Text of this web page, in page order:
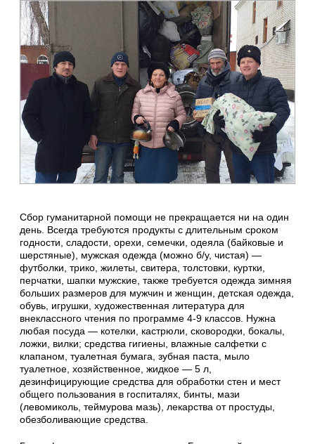
Сбор гуманитарной помощи не прекращается ни на один
день. Всегда требуются продукты с длительным сроком
годности, сладости, орехи, семечки, одеяла (байковые и
шерстяные), мужская одежда (можно б/у, чистая) —
футболки, трико, жилеты, свитера, толстовки, куртки,
перчатки, шапки мужские, также требуется одежда зимняя
больших размеров для мужчин и женщин, детская одежда,
обувь, игрушки, художественная литература для
внеклассного чтения по программе 4-9 классов. Нужна
любая посуда — котелки, кастрюли, сковородки, бокалы,
ложки, вилки; средства гигиены, влажные салфетки с
клапаном, туалетная бумага, зубная паста, мыло
туалетное, хозяйственное, жидкое — 5 л,
дезинфицирующие средства для обработки стен и мест
общего пользования в госпиталях, бинты, мази
(левомиколь, теймурова мазь), лекарства от простуды,
обезболивающие средства.